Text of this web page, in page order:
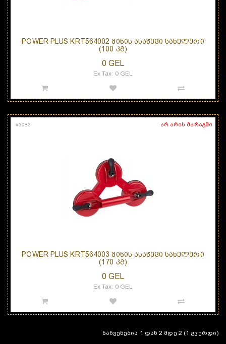
POWER PLUS KRT564002 ᲛᲘᲜᲘᲡ ᲐᲡᲐᲬᲔᲕᲘ ᲡᲐᲮᲔᲚᲣᲠᲘ
(100 ᲙᲒ)
0 GEL
Ex Tax: 0 GEL
არ არის მარაგში
#3083
POWER PLUS KRT564003 ᲛᲘᲜᲘᲡ ᲐᲡᲐᲬᲔᲕᲘ ᲡᲐᲮᲔᲚᲣᲠᲘ
(170 ᲙᲒ)
0 GEL
Ex Tax: 0 GEL
ნაჩვენებია 1 დან 2 მდე 2 (1 გვერდი)